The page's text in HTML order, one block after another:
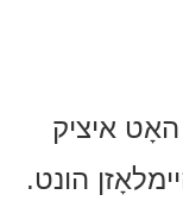
האָט איציק
הונט.